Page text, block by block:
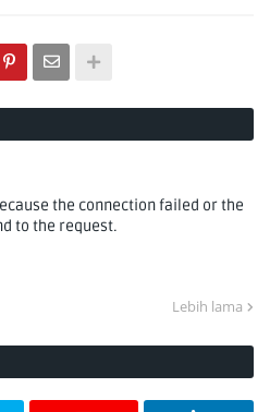
the connection failed or the
to the request.
Lebih lama